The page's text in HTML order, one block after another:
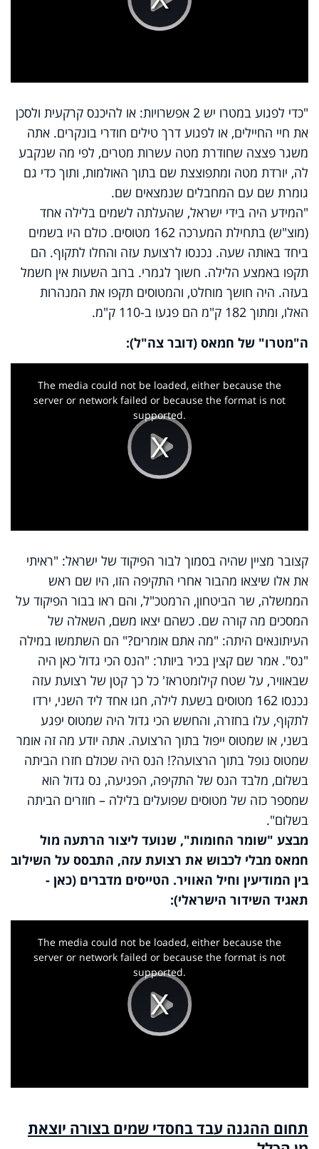
Play
Video"כדי לפגוע במטרו יש 2 אפשרויות: או להיכנס קרקעית ולסכן
את חיי החיילים, או לפגוע דרך טילים חודרי בונקרים. אתה
משגר פצצה שחודרת מטה עשרות מטרים, לפי מה שנקבע
לה, יורדת מטה ומתפוצצת שם בתוך האולמות, ותוך כדי גם
גומרת שם עם המחבלים שנמצאים שם.
"המידע היה בידי ישראל, שהעלתה לשמים בלילה אחד
(מוצ"ש) בתחילת המערכה 162 מטוסים. כולם היו בשמים
ביחד באותה שעה. נכנסו לרצועת עזה והחלו לתקוף. הם
תקפו באמצע הלילה. חשוך לגמרי. ברוב השעות אין חשמל
בעזה. היה חושך מוחלט, והמטוסים תקפו את המנהרות
האלו, ומתוך 182 ק"מ הם פגעו ב-110 ק"מ.
ה"מטרו" של חמאס (דובר צה"ל):
Play
Video
The media could not be loaded, either because the
server or network failed or because the format is not
supported.
קצובר מציין שהיה בסמוך לבור הפיקוד של ישראל: "ראיתי
את אלו שיצאו מהבור אחרי התקיפה הזו, היו שם ראש
הממשלה, שר הביטחון, הרמטכ"ל, והם ראו בבור הפיקוד על
המסכים מה קורה שם. כשהם יצאו משם, השאלה של
העיתונאים היתה: "מה אתם אומרים?" הם השתמשו במילה
"נס". אמר שם קצין בכיר ביותר: "הנס הכי גדול כאן היה
שבאוויר, על שטח קילומטראז' כל כך קטן של רצועת עזה
נכנסו 162 מטוסים בשעת לילה, חגו אחד ליד השני, ירדו
לתקוף, עלו בחזרה, והחשש הכי גדול היה שמטוס יפגע
בשני, או שמטוס ייפול בתוך הרצועה. אתה יודע מה זה אומר
שמטוס נופל בתוך הרצועה?! הנס היה שכולם חזרו הביתה
בשלום, מלבד הנס של התקיפה, הפגיעה, נס גדול הוא
שמספר כזה של מטוסים שפועלים בלילה – חוזרים הביתה
בשלום".
מבצע "שומר החומות", שנועד ליצור הרתעה מול
חמאס מבלי לכבוש את רצועת עזה, התבסס על השילוב
בין המודיעין וחיל האוויר. הטייסים מדברים (כאן -
תאגיד השידור הישראלי):
Play
Video
The media could not be loaded, either because the
server or network failed or because the format is not
supported.
תחום ההגנה עבד בחסדי שמים בצורה יוצאת